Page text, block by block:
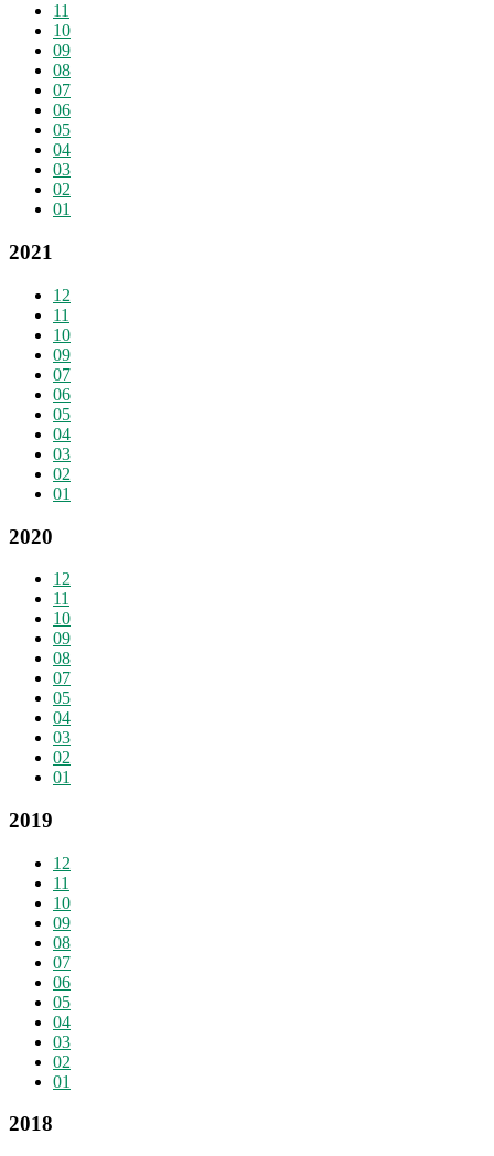
11
10
09
08
07
06
05
04
03
02
01
2021
12
11
10
09
07
06
05
04
03
02
01
2020
12
11
10
09
08
07
05
04
03
02
01
2019
12
11
10
09
08
07
06
05
04
03
02
01
2018